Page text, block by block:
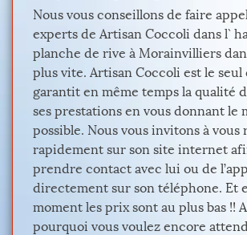
Nous vous conseillons de faire
experts de Artisan Coccoli dans l`
planche de rive à Morainvilliers
plus vite. Artisan Coccoli est le seul
garantit en même temps la qualité
ses prestations en vous donnant le
possible. Nous vous invitons à vous
rapidement sur son site internet
prendre contact avec lui ou de
directement sur son téléphone. Et
moment les prix sont au plus bas !!
pourquoi vous voulez encore